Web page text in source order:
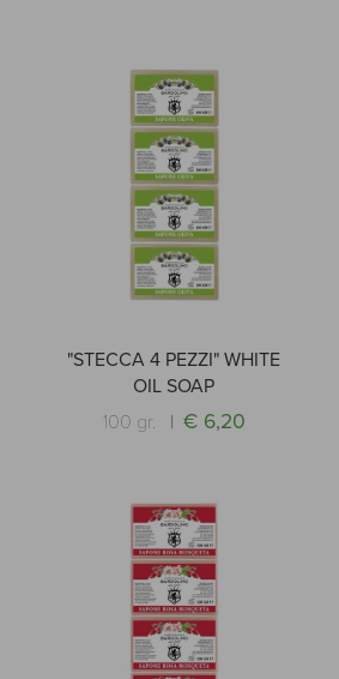
"STECCA 4 PEZZI" WHITE
OIL SOAP
100 gr.
€ 6,20